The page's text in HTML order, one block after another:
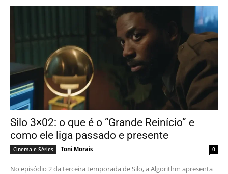
Silo 3×02: o que é o “Grande Reinício” e
como ele liga passado e presente
Cinema e Séries Toni Morais 0
No episódio 2 da terceira temporada de Silo, a Algorithm apresenta